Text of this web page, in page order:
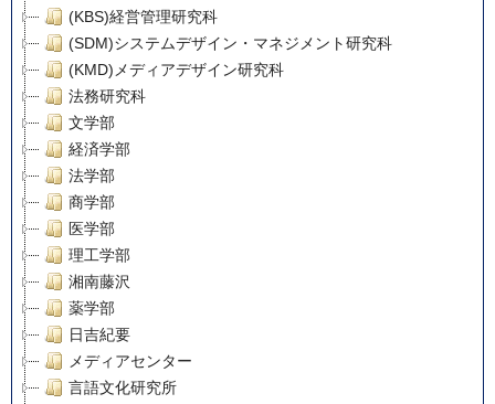
(KBS)経営管理研究科
(SDM)システムデザイン・マネジメント研究科
(KMD)メディアデザイン研究科
法務研究科
文学部
経済学部
法学部
商学部
医学部
理工学部
湘南藤沢
薬学部
日吉紀要
メディアセンター
言語文化研究所